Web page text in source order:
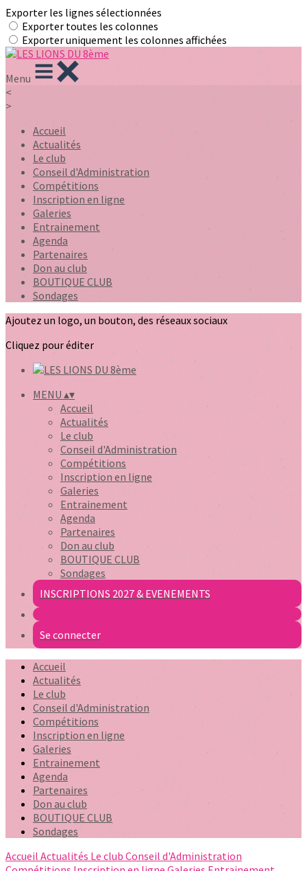
Exporter les lignes sélectionnées
Exporter toutes les colonnes
Exporter uniquement les colonnes affichées
Menu
<
>
Accueil
Actualités
Le club
Conseil d'Administration
Compétitions
Inscription en ligne
Galeries
Entrainement
Agenda
Partenaires
Don au club
BOUTIQUE CLUB
Sondages
Ajoutez un logo, un bouton, des réseaux sociaux
Cliquez pour éditer
MENU▴▾
Accueil
Actualités
Le club
Conseil d'Administration
Compétitions
Inscription en ligne
Galeries
Entrainement
Agenda
Partenaires
Don au club
BOUTIQUE CLUB
Sondages
INSCRIPTIONS 2027 & EVENEMENTS
Se connecter
Accueil
Actualités
Le club
Conseil d'Administration
Compétitions
Inscription en ligne
Galeries
Entrainement
Agenda
Partenaires
Don au club
BOUTIQUE CLUB
Sondages
Accueil Actualités Le club Conseil d'Administration